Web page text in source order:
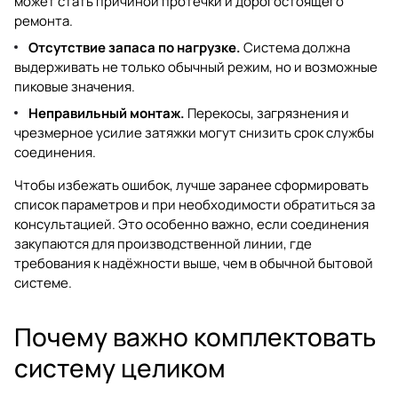
ремонта.
Отсутствие запаса по нагрузке.Система должна
выдерживать не только обычный режим, но и возможные
пиковые значения.
Неправильный монтаж. Перекосы, загрязнения и
чрезмерное усилие затяжки могут снизить срок службы
соединения.
Чтобы избежать ошибок, лучше заранее сформировать
список параметров и при необходимости обратиться за
консультацией. Это особенно важно, если соединения
закупаются для производственной линии, где
требования к надёжности выше, чем в обычной бытовой
системе.
Почему важно комплектовать
систему целиком